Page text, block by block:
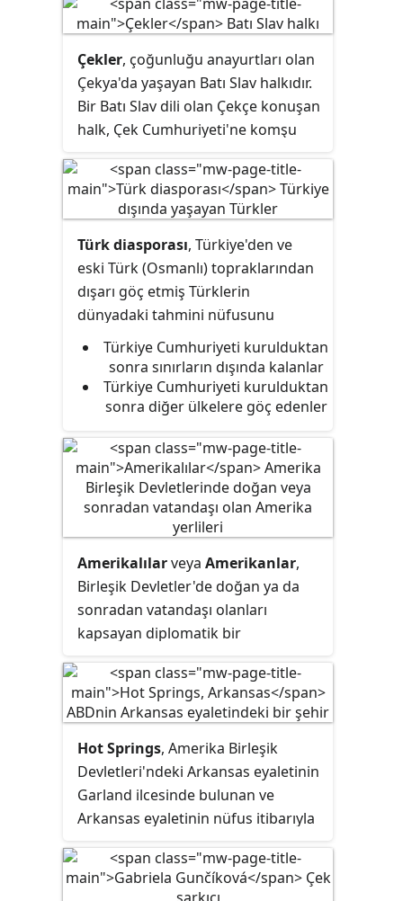
Çekler, çoğunluğu anayurtları olan
Çekya'da yaşayan Batı Slav halkıdır.
Bir Batı Slav dili olan Çekçe konuşan
halk, Çek Cumhuriyeti'ne komşu
etnik ve dilsel açıdan yakından
ilişkililerdir.
Türk diasporası, Türkiye'den ve
eski Türk (Osmanlı) topraklarından
dışarı göç etmiş Türklerin
dünyadaki tahmini nüfusunu
anlatmak için kullanılan terimdir.
Türkiye dışındaki ülkelerde yaşayan
Türkler iki grupta özetlenebilir:
Türkiye Cumhuriyeti kurulduktan
sonra sınırların dışında kalanlar
Türkiye Cumhuriyeti kurulduktan
sonra diğer ülkelere göç edenler
Amerikalılarveya Amerikanlar,
Birleşik Devletler'de doğan ya da
sonradan vatandaşı olanları
kapsayan diplomatik bir
çoğunlukla son 500 yıl içinde kıtaya
göçen Avrupalılar, Asyalılar,
Afrikalılar ve Orta Doğululardan
oluştuğu için belirli bir etnisite
değil, belirli bir yasa çerçevesi
içinde ilerlemiş bir demonime
sahiptir. Bir diğer bakış açısıyla
birçok farklı etnik gruba ev sahipliği
yaptığı için kültürü, yasası ve ulusu
ırksal ya da etnik şekilde değil,
Hot Springs, Amerika Birleşik
Devletleri'ndeki Arkansas eyaletinin
Garland ilcesinde bulunan ve
Arkansas eyaletinin nüfus itibarıyla
Garland ilçesinin (county) merkezî
kentidir.